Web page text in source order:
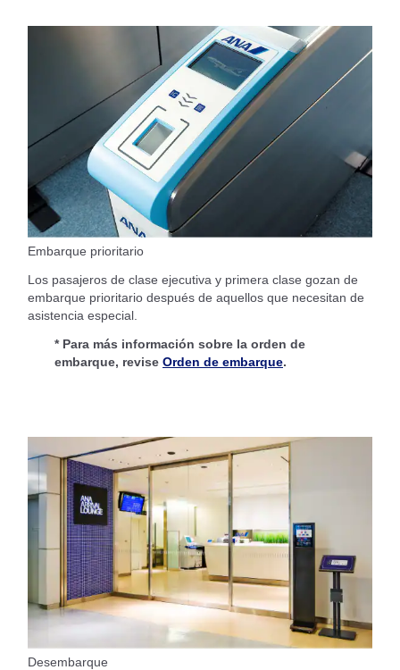
Embarque prioritario
Los pasajeros de clase ejecutiva y primera clase gozan de
embarque prioritario después de aquellos que necesitan de
asistencia especial.
* Para más información sobre la orden de
embarque, revise Orden de embarque.
Desembarque